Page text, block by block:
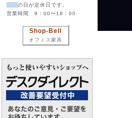
の日が定休日です。
営業時間 9：00〜18：00
Shop-Bell
オフィス家具